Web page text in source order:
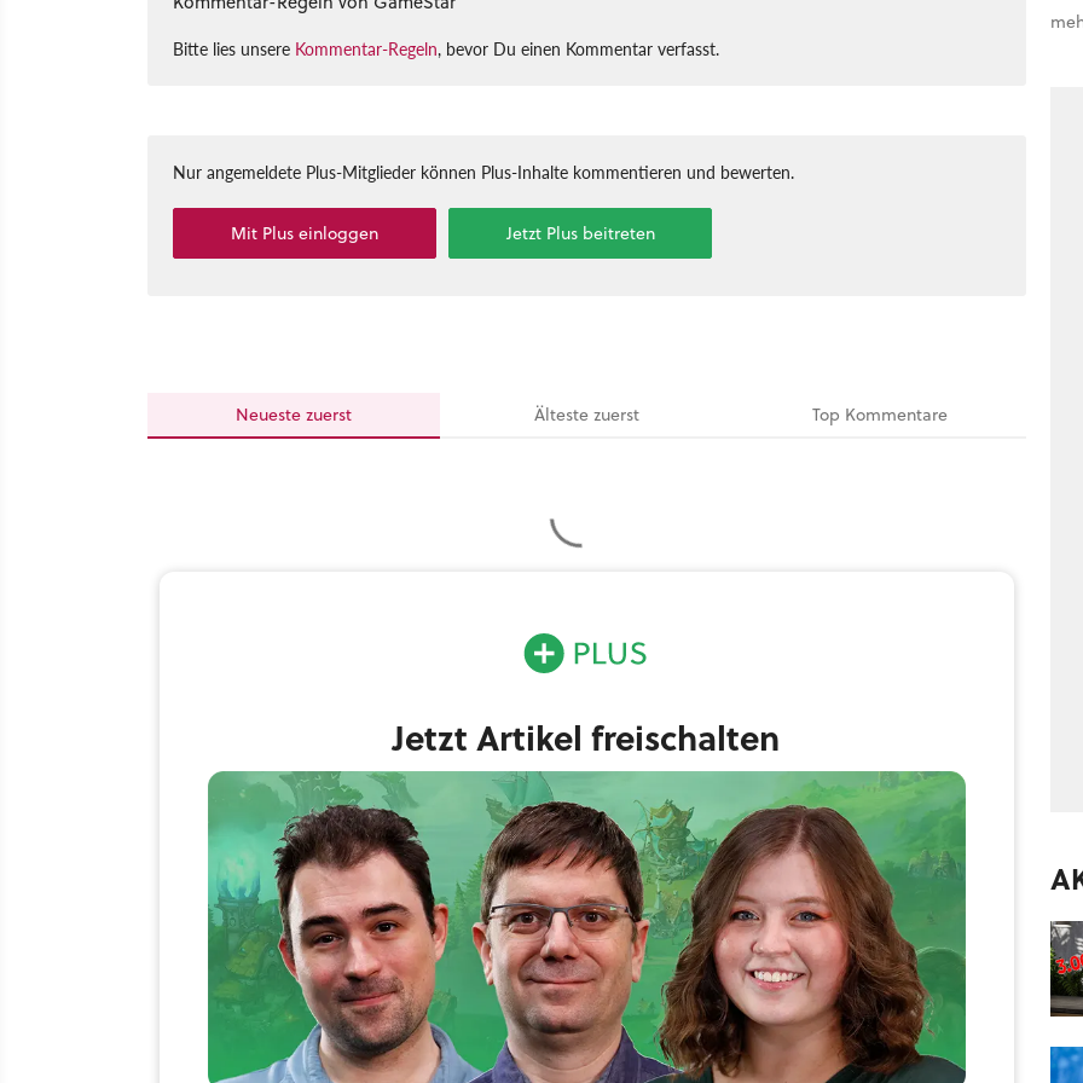
Bitte lies unsere Kommentar-Regeln, bevor Du einen Kommentar verfasst.
Nur angemeldete Plus-Mitglieder können Plus-Inhalte kommentieren und bewerten.
Mit Plus einloggen Jetzt Plus beitreten
Neueste zuerst Ältestezuerst Top Kommentare
Jetzt Artikel freischalten